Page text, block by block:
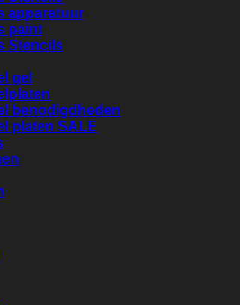
apparatuur
paint
Stencils
gel
benodigdheden
platen SALE